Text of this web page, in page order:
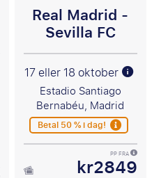
Real Madrid -
Sevilla FC
17 eller 18 oktober
Estadio Santiago
Bernabéu, Madrid
Betal 50 % i dag!
PP FRA
kr2849